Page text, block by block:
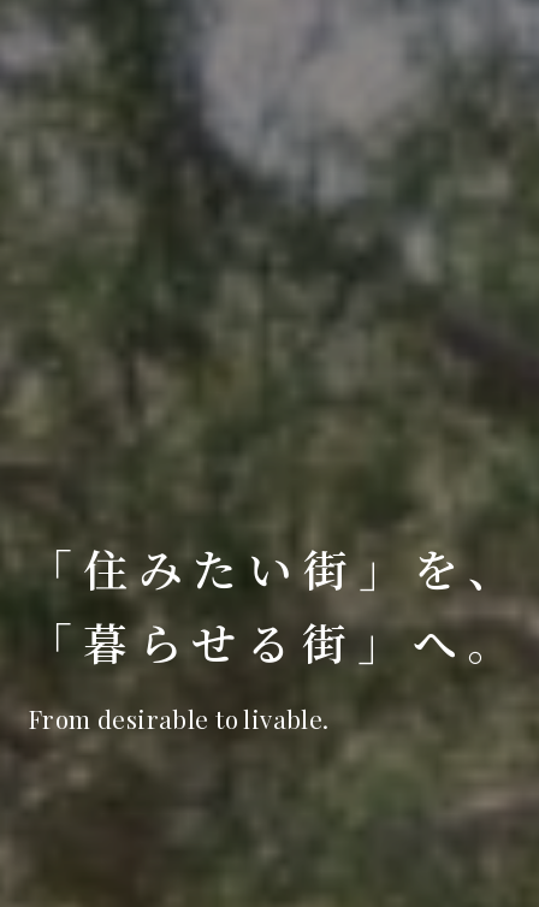
「住みたい街」を、
「暮らせる街」へ。
From desirable to livable.